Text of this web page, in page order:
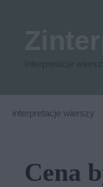
interpretacje wierszy
Cena